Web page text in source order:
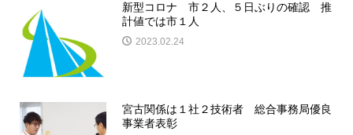
新型コロナ 市２人、５日ぶりの確認 推
計値では市１人
2023.02.24
宮古関係は１社２技術者 総合事務局優良
事業者表彰